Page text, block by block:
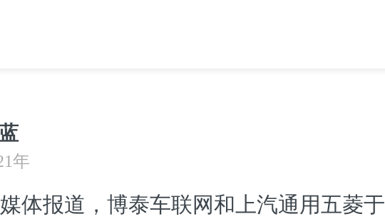
年
体报道，博泰车联网和上汽通用五菱于